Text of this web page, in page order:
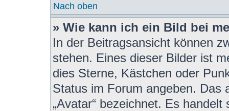
Nach oben
» Wie kann ich ein Bild bei
In der Beitragsansicht können
stehen. Eines dieser Bilder ist
dies Sterne, Kästchen oder
Status im Forum angeben. Das
„Avatar“ bezeichnet. Es